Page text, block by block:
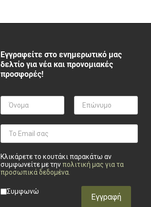
Εγγραφείτε στο ενημερωτικό μας
δελτίο για νέα και προνομιακές
προσφορές!
Κλικάρετε το κουτάκι παρακάτω αν
συμφωνείτε με τηνπολιτική μας για τα
προσωπικά δεδομένα.
Privacy checkbox
Συμφωνώ
Εγγραφή